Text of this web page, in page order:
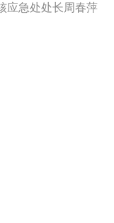
急处处长周春萍